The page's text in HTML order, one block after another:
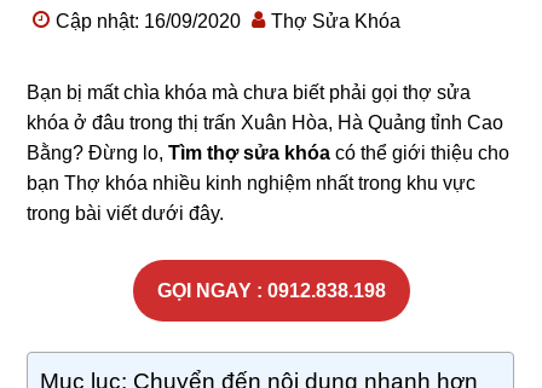
Cập nhật: 16/09/2020 Thợ Sửa Khóa
Bạn bị mất chìa khóa mà chưa biết phải gọi thợ sửa
khóa ở đâu trong thị trấn Xuân Hòa, Hà Quảng tỉnh Cao
Bằng? Đừng lo,Tìm thợ sửa khóa có thể giới thiệu cho
bạn Thợ khóa nhiều kinh nghiệm nhất trong khu vực
trong bài viết dưới đây.
GỌI NGAY : 0912.838.198
Mục lục: Chuyển đến nội dung nhanh hơn